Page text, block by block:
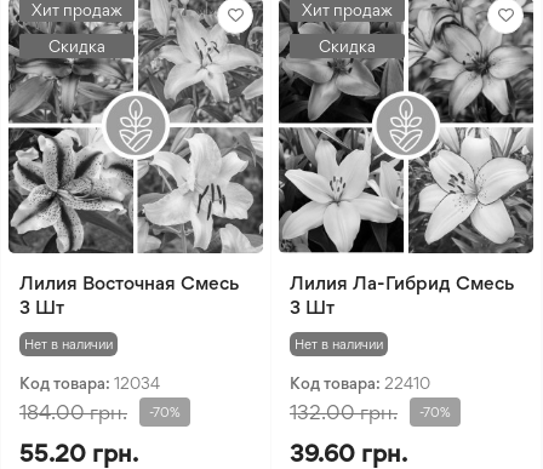
Хит продаж
Скидка
Лилия Восточная Смесь
3 Шт
Нет в наличии
Код товара: 12034
184.00 грн. -70%
55.20 грн.
Хит продаж
Скидка
Лилия Ла-Гибрид Смесь
3 Шт
Нет в наличии
Код товара: 22410
132.00 грн. -70%
39.60 грн.